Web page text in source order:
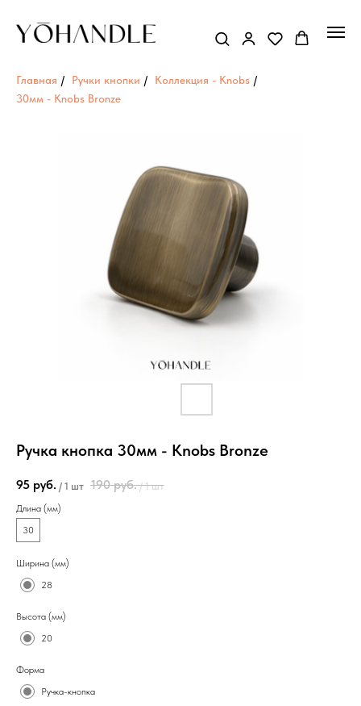
Главная / Ручки кнопки / Коллекция - Knobs /
30мм - Knobs Bronze
Ручка кнопка 30мм - Knobs Bronze
95 руб. / 1 шт 190 руб. / 1 шт
Длина (мм)
30
Ширина (мм)
28
Высота (мм)
20
Форма
Ручка-кнопка